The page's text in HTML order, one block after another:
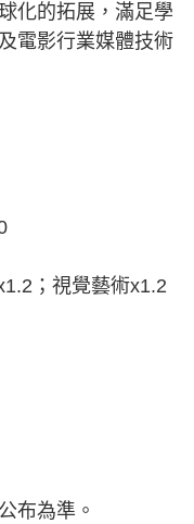
化的拓展，滿足學
電影行業媒體技術
；視覺藝術x1.2
布為準。